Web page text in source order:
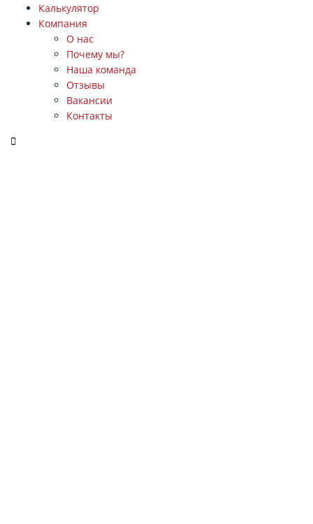
Калькулятор
Компания
О нас
Почему мы?
Наша команда
Отзывы
Вакансии
Контакты